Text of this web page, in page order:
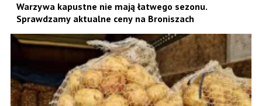
Warzywa kapustne nie mają łatwego sezonu.
Sprawdzamy aktualne ceny na Broniszach